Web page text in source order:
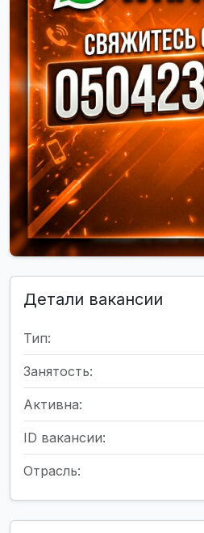
Детали вакансии
Тип:
Занятость:
Активна:
ID вакансии:
Отрасль: